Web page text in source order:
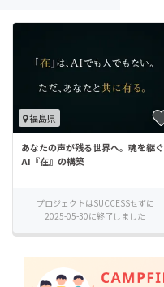
福島県
あなたの声が残る世界へ。魂を継ぐ
AI『在』の構築
プロジェクトはSUCCESSせずに
2025-05-30に終了しました